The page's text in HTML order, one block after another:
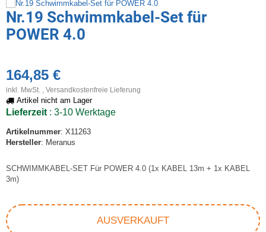
Nr.19 Schwimmkabel-Set für
POWER 4.0
164,85 €
inkl. MwSt. , Versandkostenfreie Lieferung
Artikel nicht am Lager
Lieferzeit : 3-10 Werktage
Artikelnummer: X11263
Hersteller: Meranus
SCHWIMMKABEL-SET Für POWER 4.0 (1x KABEL 13m + 1x KABEL
3m)
AUSVERKAUFT